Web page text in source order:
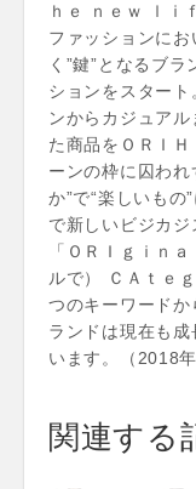
ｈｅ ｎｅｗ ｌｉ
ファッションに
く”鍵”となるブ
ションをスター
ンからカジュア
た商品をＯＲＩ
ーンの枠に囚われ
か”で“楽しいもの
で新しいビジカジ
「ＯＲＩｇｉｎ
ルで） ＣＡｔｅ
つのキーワード
ランドは現在も
います。（2018
関連する